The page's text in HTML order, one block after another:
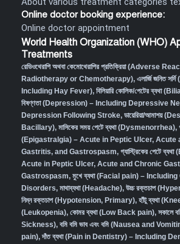
Online doctor booking experience:
Online doctor appointment
World Health Organization (WHO)
Treatments
রেডিওথেরাপি অথবা কেমোথেরাপির প্রতিক্রিয়া (Adverse
Radiotherapy or Chemotherapy), এলার্জি জনিত
Including Hay Fever), বিলিয়ারি কোলিক/পেটের ব্যথা
বিষণ্ণতা (Depression) – Including Depressive
Depression Following Stroke, ডায়েরিয়া/আমাশয়
Bacillary), মাসিকের সময় পেটে ব্যথা (Dysmenorrhea),
(Epigastralgia) – Acute in Peptic Ulcer, Acute
Gastritis, and Gastrospasm, গ্যাস্ট্রিকের পেটে
Acute in Peptic Ulcer, Acute and Chronic
Gastrospasm, মুখে ব্যথা (Facial pain) –
Disorders, মাথাব্যথা (Headache), উচ্চ রক্তচাপ
নিম্ন রক্তচাপ (Hypotension, Primary), হাঁটু ব্যথা
(Leukopenia), কোমর ব্যথা (Low Back pain), সকালে
Sickness), বমি বমি ভাব এবং বমি (Nausea and
pain),দাঁত ব্যথা (Pain in Dentistry) – Including